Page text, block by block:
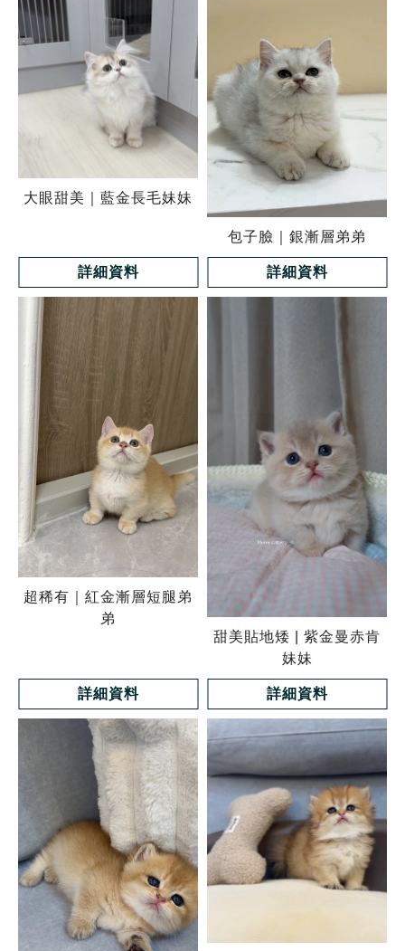
大眼甜美｜藍金長毛妹妹
詳細資料
包子臉｜銀漸層弟弟
詳細資料
超稀有｜紅金漸層短腿弟
弟
詳細資料
甜美貼地矮 | 紫金曼赤肯
妹妹
詳細資料